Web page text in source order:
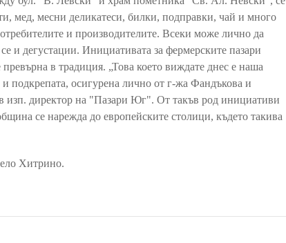
мед, месни деликатеси, билки, подправки, чай и много
и производителите. Всеки може лично да
и дегустации. Инициативата за фермерските пазари
в традиция. „Това което виждате днес е наша
и подкрепата, осигурена лично от г-жа Фандъкова и
изп. директор на "Пазари Юг". От такъв род инициативи
се нарежда до европейските столици, където такива
Хитрино.